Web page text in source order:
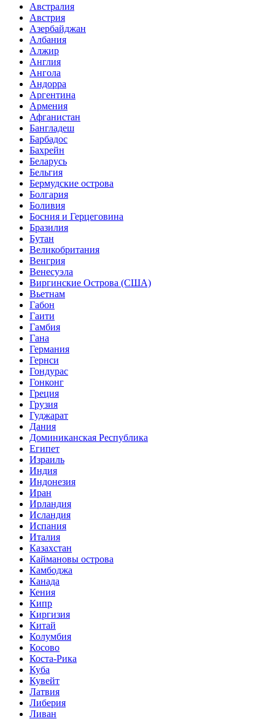
Австралия
Австрия
Азербайджан
Албания
Алжир
Англия
Ангола
Андорра
Аргентина
Армения
Афганистан
Бангладеш
Барбадос
Бахрейн
Беларусь
Бельгия
Бермудские острова
Болгария
Боливия
Босния и Герцеговина
Бразилия
Бутан
Великобритания
Венгрия
Венесуэла
Виргинские Острова (США)
Вьетнам
Габон
Гаити
Гамбия
Гана
Германия
Гернси
Гондурас
Гонконг
Греция
Грузия
Гуджарат
Дания
Доминиканская Республика
Египет
Израиль
Индия
Индонезия
Иран
Ирландия
Исландия
Испания
Италия
Казахстан
Каймановы острова
Камбоджа
Канада
Кения
Кипр
Киргизия
Китай
Колумбия
Косово
Коста-Рика
Куба
Кувейт
Латвия
Либерия
Ливан